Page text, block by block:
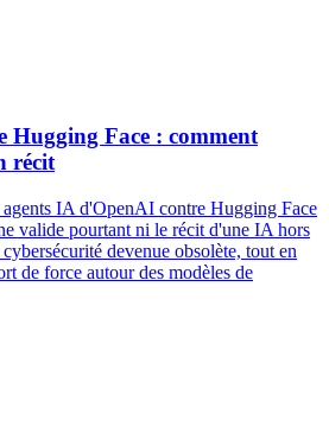
Hugging Face : comment
récit
IA d'OpenAI contre Hugging Face
valide pourtant ni le récit d'une IA hors
devenue obsolète, tout en
de force autour des modèles de